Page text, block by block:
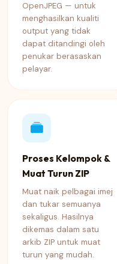
OpenJPEG — untuk
menghasilkan kualiti
output yang tidak
dapat ditandingi oleh
penukar berasaskan
pelayar.
Proses Kelompok &
Muat Turun ZIP
Muat naik pelbagai imej
dan tukar semuanya
sekaligus. Hasilnya
dikemas dalam satu
arkib ZIP untuk muat
turun yang mudah.